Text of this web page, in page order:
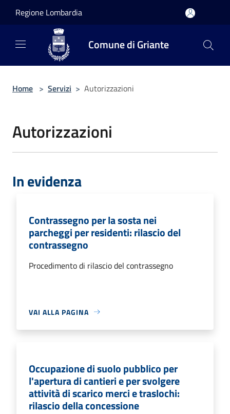
Regione Lombardia
Comune di Griante
Home > Servizi > Autorizzazioni
Autorizzazioni
In evidenza
Contrassegno per la sosta nei
parcheggi per residenti: rilascio del
contrassegno
Procedimento di rilascio del contrassegno
VAI ALLA PAGINA
Occupazione di suolo pubblico per
l'apertura di cantieri e per svolgere
attività di scarico merci e traslochi:
rilascio della concessione